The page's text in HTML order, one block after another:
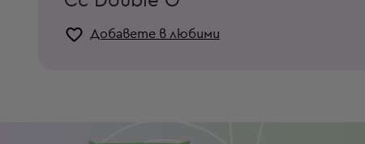
Добавете в любими